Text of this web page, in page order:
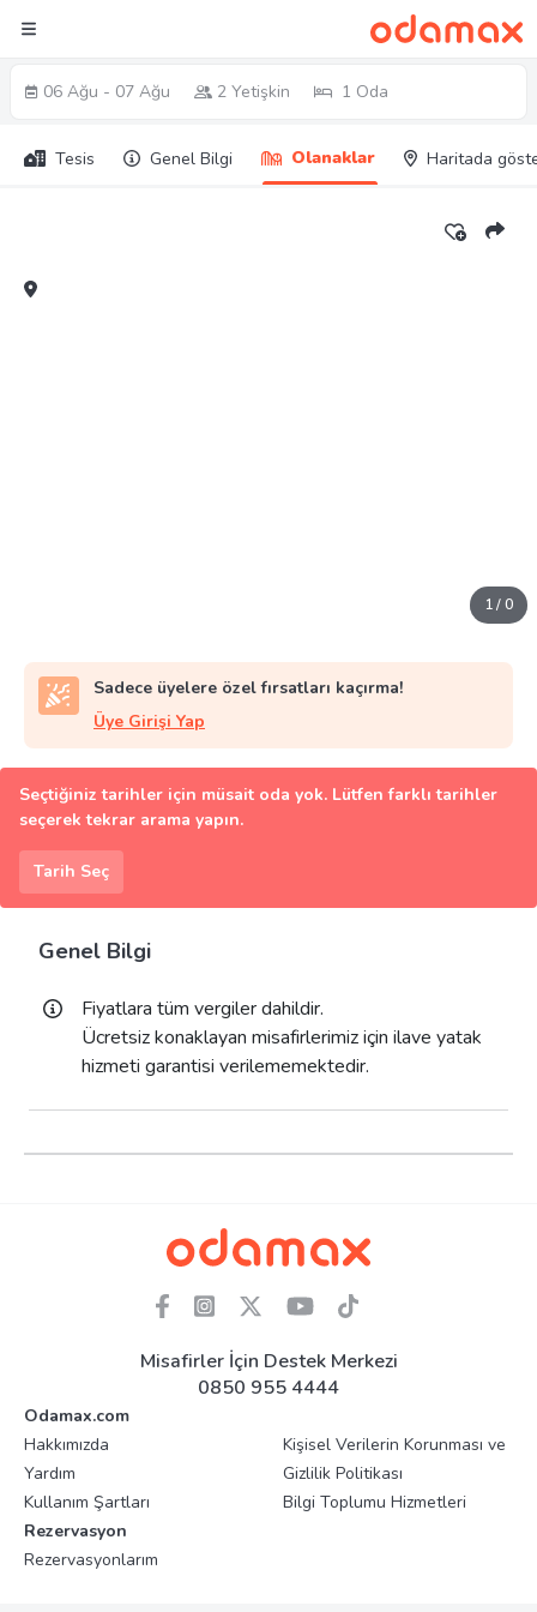
06 Ağu - 07 Ağu 2 Yetişkin 1 Oda
Tesis Genel Bilgi Olanaklar Haritada
1/0
Sadece üyelere özel fırsatları kaçırma!
Üye Girişi Yap
Seçtiğiniz tarihler için müsait oda yok. Lütfen farklı tarihler
seçerek tekrar arama yapın.
Tarih Seç
Genel Bilgi
Fiyatlara tüm vergiler dahildir.
Ücretsiz konaklayan misafirlerimiz için ilave yatak
hizmeti garantisi verilememektedir.
Misafirler İçin Destek Merkezi
0850 955 4444
Odamax.com
Hakkımızda
Yardım
Kullanım Şartları
Kişisel Verilerin Korunması ve
Gizlilik Politikası
Bilgi Toplumu Hizmetleri
Rezervasyon
Rezervasyonlarım